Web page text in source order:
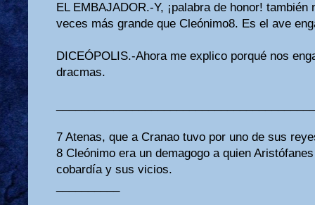
EL EMBAJADOR.-Y, ¡palabra de honor!
veces más grande que Cleónimo8. Es el ave
DICEÓPOLIS.-Ahora me explico porqué nos
dracmas.
7 Atenas, que a Cranao tuvo por uno de sus
8 Cleónimo era un demagogo a quien
cobardía y sus vicios.